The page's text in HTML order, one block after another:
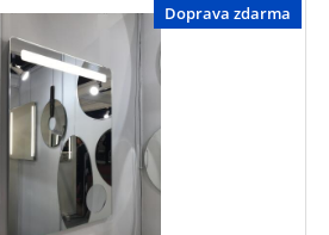
Doprava zdarma